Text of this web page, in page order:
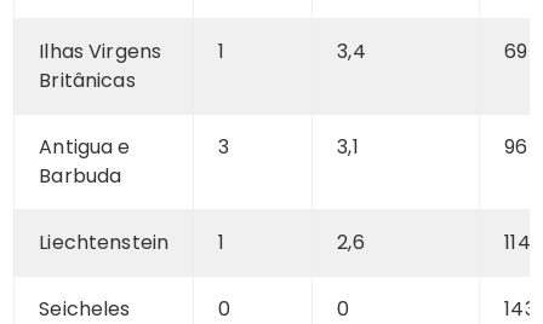
Ilhas Virgens
Britânicas
1 3,4 69
Antigua e
Barbuda
3 3,1 96
Liechtenstein 1 2,6 114
Seicheles 0 0 143